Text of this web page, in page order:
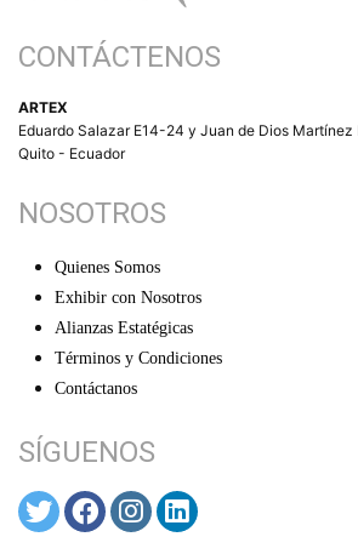
CONTÁCTENOS
ARTEX
Eduardo Salazar E14-24 y Juan de Dios Martínez
Quito - Ecuador
NOSOTROS
Quienes Somos
Exhibir con Nosotros
Alianzas Estatégicas
Términos y Condiciones
Contáctanos
SÍGUENOS